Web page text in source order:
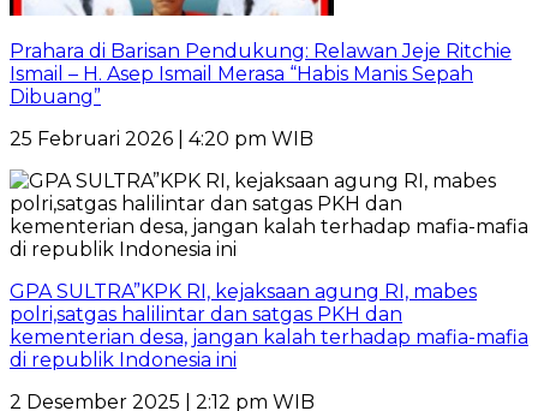
Prahara di Barisan Pendukung: Relawan Jeje Ritchie
Ismail – H. Asep Ismail Merasa “Habis Manis Sepah
Dibuang”
25 Februari 2026 | 4:20 pm WIB
GPA SULTRA”KPK RI, kejaksaan agung RI, mabes
polri,satgas halilintar dan satgas PKH dan
kementerian desa, jangan kalah terhadap mafia-mafia
di republik Indonesia ini
2 Desember 2025 | 2:12 pm WIB